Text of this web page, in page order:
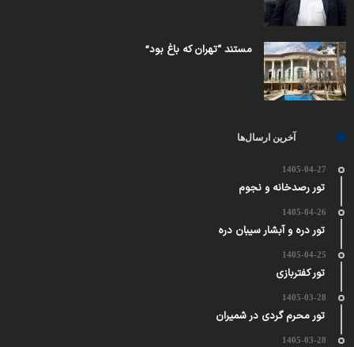
مستند “تهران که باغ بود”
آخرین ارسال‌ها
1405-04-27
تور رصدخانه و نجوم
1405-04-26
تور دره و آبشار سیبان دره
1405-04-25
تور کفتربازی
1405-03-28
تور محرم گردی در شمیران
1405-03-28